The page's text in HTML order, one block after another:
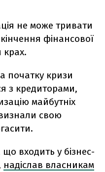
не може тривати
фінансової
крах.
початку кризи
з кредиторами,
майбутніх
свою
входить у бізнес-
надіслав власникам